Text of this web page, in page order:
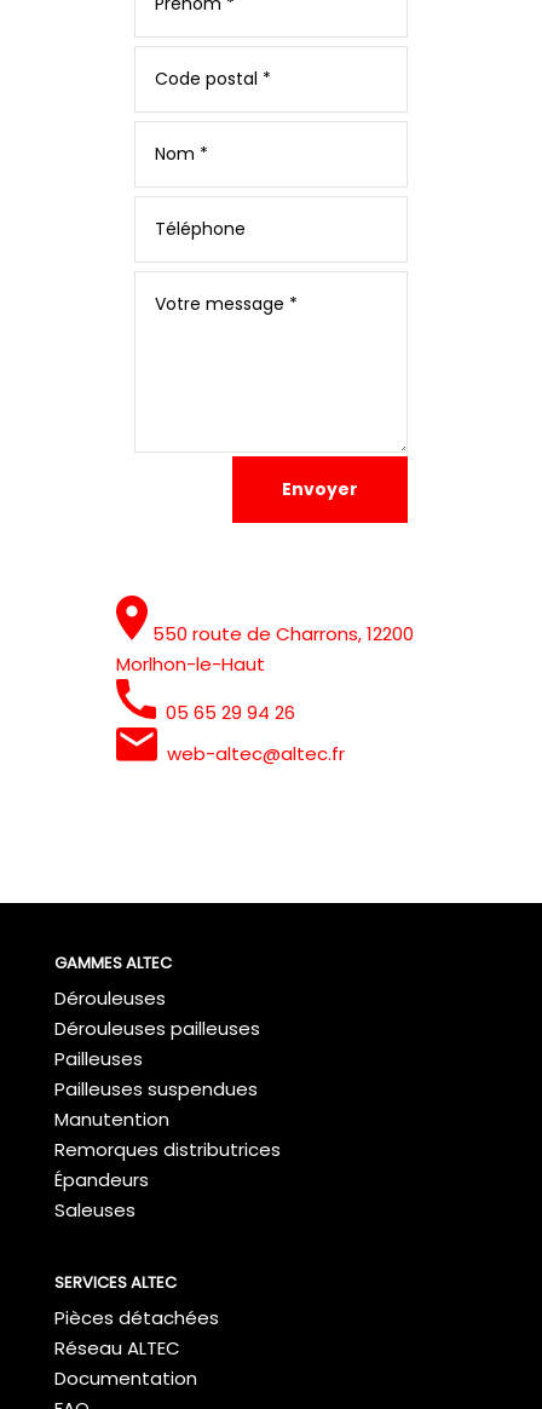
Envoyer
550 route de Charrons, 12200
Morlhon-le-Haut
05 65 29 94 26
web-altec@altec.fr
GAMMES ALTEC
Dérouleuses
Dérouleuses pailleuses
Pailleuses
Pailleuses suspendues
Manutention
Remorques distributrices
Épandeurs
Saleuses
SERVICES ALTEC
Pièces détachées
Réseau ALTEC
Documentation